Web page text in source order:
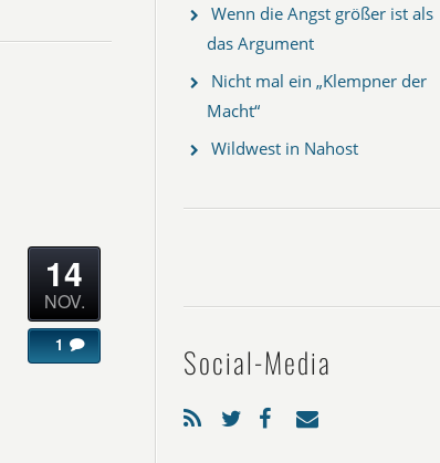
14
NOV.
1
Wenn die Angst größer ist als
das Argument
Nicht mal ein „Klempner der
Macht“
Wildwest in Nahost
Social-Media